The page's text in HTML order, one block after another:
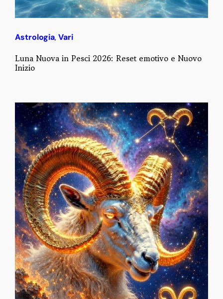
Astrologia,Vari
Luna Nuova in Pesci 2026: Reset emotivo e Nuovo
Inizio